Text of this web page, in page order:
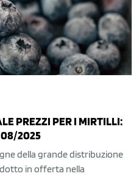
PREZZI PER I MIRTILLI:
08/2025
della grande distribuzione
in offerta nella